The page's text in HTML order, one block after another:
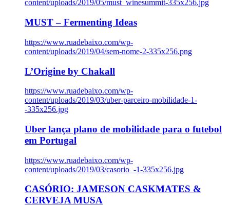
content/uploads/2019/05/must_winesummit-335x256.jpg
MUST – Fermenting Ideas
https://www.ruadebaixo.com/wp-
content/uploads/2019/04/sem-nome-2-335x256.png
L’Origine by Chakall
https://www.ruadebaixo.com/wp-
content/uploads/2019/03/uber-parceiro-mobilidade-1-
-335x256.jpg
Uber lança plano de mobilidade para o futebol
em Portugal
https://www.ruadebaixo.com/wp-
content/uploads/2019/03/casorio_-1-335x256.jpg
CASÓRIO: JAMESON CASKMATES &
CERVEJA MUSA